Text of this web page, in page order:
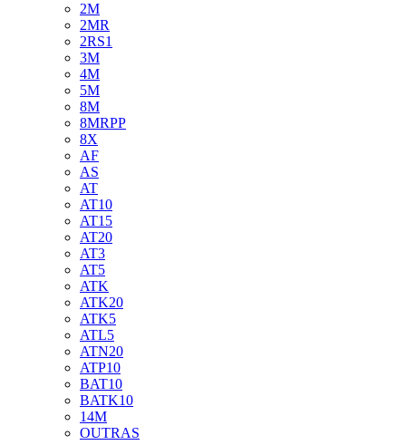
2M
2MR
2RS1
3M
4M
5M
8M
8MRPP
8X
AF
AS
AT
AT10
AT15
AT20
AT3
AT5
ATK
ATK20
ATK5
ATL5
ATN20
ATP10
BAT10
BATK10
14M
OUTRAS